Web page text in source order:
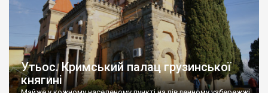
Утьос. Кримський палац грузинської
княгині